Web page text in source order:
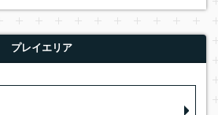
プレイエリア